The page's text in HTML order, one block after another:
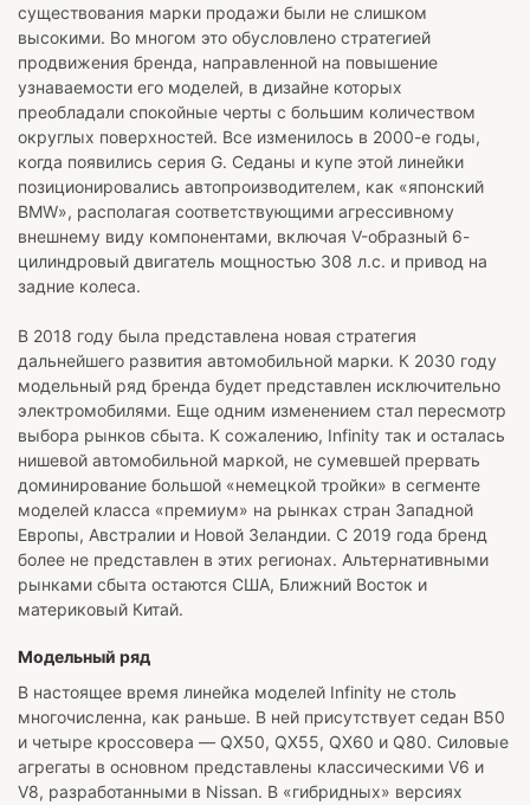
существования марки продажи были не слишком
высокими. Во многом это обусловлено стратегией
продвижения бренда, направленной на повышение
узнаваемости его моделей, в дизайне которых
преобладали спокойные черты с большим количеством
округлых поверхностей. Все изменилось в 2000-е годы,
когда появились серия G. Седаны и купе этой линейки
позиционировались автопроизводителем, как «японский
BMW», располагая соответствующими агрессивному
внешнему виду компонентами, включая V-образный 6-
цилиндровый двигатель мощностью 308 л.с. и привод на
задние колеса.
В 2018 году была представлена новая стратегия
дальнейшего развития автомобильной марки. К 2030 году
модельный ряд бренда будет представлен исключительно
электромобилями. Еще одним изменением стал пересмотр
выбора рынков сбыта. К сожалению, Infinity так и осталась
нишевой автомобильной маркой, не сумевшей прервать
доминирование большой «немецкой тройки» в сегменте
моделей класса «премиум» на рынках стран Западной
Европы, Австралии и Новой Зеландии. С 2019 года бренд
более не представлен в этих регионах. Альтернативными
рынками сбыта остаются США, Ближний Восток и
материковый Китай.
Модельный ряд
В настоящее время линейка моделей Infinity не столь
многочисленна, как раньше. В ней присутствует седан B50
и четыре кроссовера — QX50, QX55, QX60 и Q80. Силовые
агрегаты в основном представлены классическими V6 и
V8, разработанными в Nissan. В «гибридных» версиях